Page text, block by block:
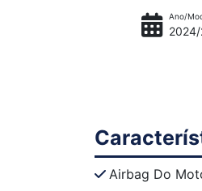
Ano/
Airbag Do